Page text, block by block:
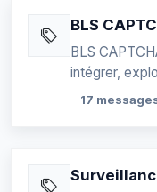
BLS
BLS
intégrer,
17